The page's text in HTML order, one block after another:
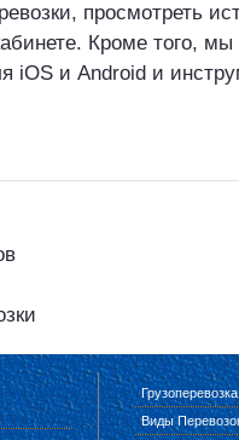
просмотреть
Кроме того,
iOS и Android и
Виды